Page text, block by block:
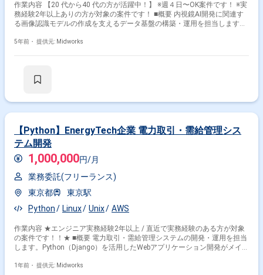
作業内容 【20 代から40 代の方が活躍中！】 ※週４日〜OK案件です！ ※実
務経験2年以上ありの方が対象の案件です！ ■概要 内視鏡AI開発に関連す
る画像認識モデルの作成を支えるデータ基盤の構築・運用を担当します。
基盤の開発・運用をリードしていただきます。 ■具体的な業務内容 ・内視
を用いたフロントエンド、バックエンド開発 勤務開始時には、プロジェク
りますので、お気軽にご相談頂けますと幸いです。 ----------------------------------------
-------------------------- ※弊社では、法人、請負いの案件は取り扱っておりません。
5年前・ 提供元: Midworks
【Python】EnergyTech企業 電力取引・需給管理シス
テム開発
1,000,000円/月
業務委託(フリーランス)
東京都
東京駅
Python
Linux Unix AWS
作業内容 ★エンジニア実務経験2年以上 / 直近で実務経験のある方が対象
の案件です！！★ ■概要 電力取引・需給管理システムの開発・運用を担当
します。Python（Django）を活用したWebアプリケーション開発がメイン
スピーディな開発環境が整っており、チームマネジメントやシステム改善
1年前・ 提供元: Midworks